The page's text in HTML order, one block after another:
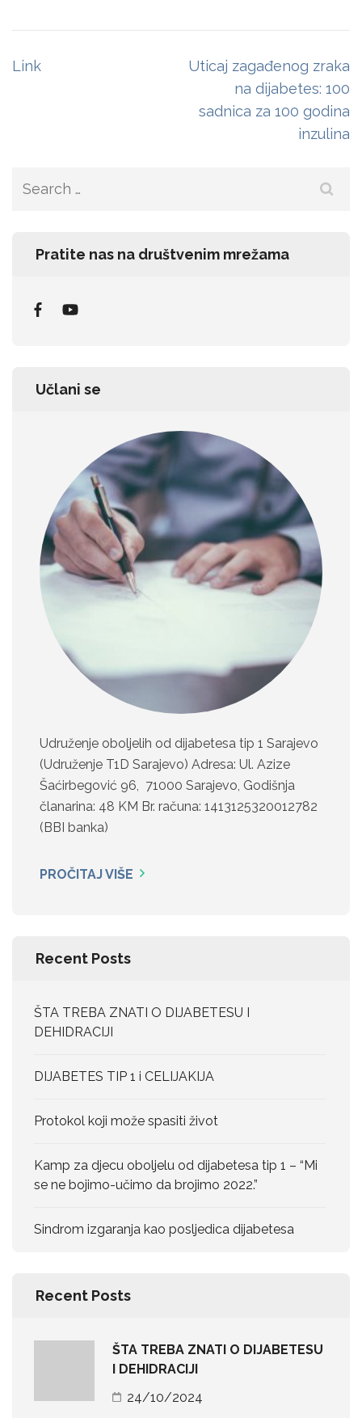
Post
Link
Uticaj zagađenog zraka
na dijabetes: 100
sadnica za 100 godina
inzulina
Search
Pratite nas na društvenim mrežama
Učlani se
Udruženje oboljelih od dijabetesa tip 1 Sarajevo
(Udruženje T1D Sarajevo) Adresa: Ul. Azize
Šaćirbegović 96, 71000 Sarajevo, Godišnja
članarina: 48 KM Br. računa: 1413125320012782
(BBI banka)
PROČITAJ VIŠE
Recent Posts
ŠTA TREBA ZNATI O DIJABETESU I
DEHIDRACIJI
DIJABETES TIP 1 i CELIJAKIJA
Protokol koji može spasiti život
Kamp za djecu oboljelu od dijabetesa tip 1 – “Mi
se ne bojimo-učimo da brojimo 2022.”
Sindrom izgaranja kao posljedica dijabetesa
Recent Posts
ŠTA TREBA ZNATI O DIJABETESU
I DEHIDRACIJI
24/10/2024